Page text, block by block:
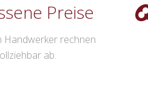
Preise
Handwerker rechnen
ab.